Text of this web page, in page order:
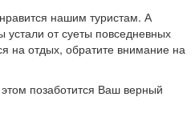
нашим туристам. А
от суеты повседневных
на отдых, обратите внимание на
позаботится Ваш верный